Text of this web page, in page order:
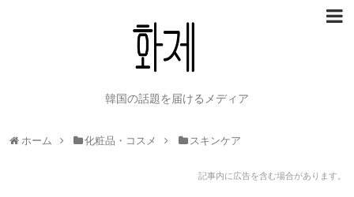
韓国の話題を届けるメディア
ホーム 化粧品・コスメ スキンケア
記事内に広告を含む場合があります。